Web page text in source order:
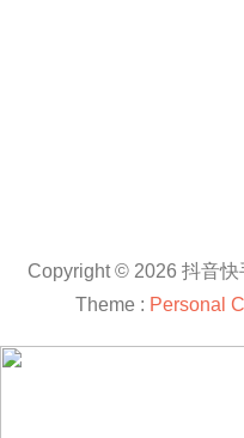
Copyright © 2026 抖音
Theme : Personal